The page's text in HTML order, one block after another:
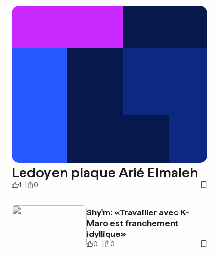
Ledoyen plaque Arié Elmaleh
1 0
Shy'm: «Travailler avec K-
Maro est franchement
idyllique»
0 0